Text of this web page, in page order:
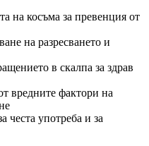
на косъма за превенция от
на разресването и
в скалпа за здрав
вредните фактори на
честа употреба и за